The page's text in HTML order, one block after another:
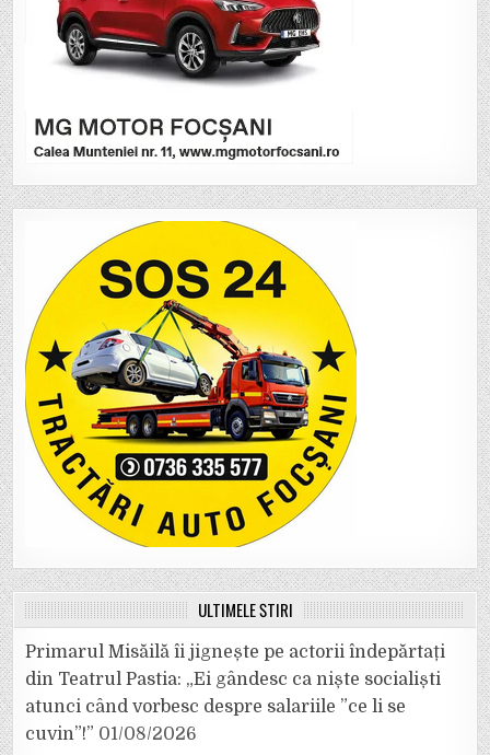
ULTIMELE ȘTIRI
Primarul Misăilă îi jignește pe actorii îndepărtați
din Teatrul Pastia: „Ei gândesc ca niște socialiști
atunci când vorbesc despre salariile ”ce li se
cuvin”!” 01/08/2026